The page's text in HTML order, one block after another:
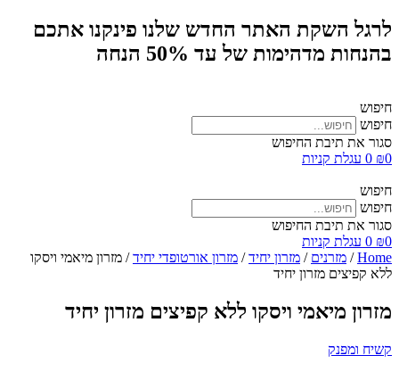
לרגל השקת האתר החדש שלנו פינקנו אתכם
בהנחות מדהימות של עד 50% הנחה
חיפוש
חיפוש
סגור את תיבת החיפוש
₪0
0 עגלת קניות
חיפוש
חיפוש
סגור את תיבת החיפוש
₪0
0 עגלת קניות
Home
/ מזרנים / מזרון יחיד/ מזרון אורטופדי יחיד/ מזרון מיאמי ויסקו
ללא קפיצים מזרון יחיד
מזרון מיאמי ויסקו ללא קפיצים מזרון יחיד
קשיח ומפנק